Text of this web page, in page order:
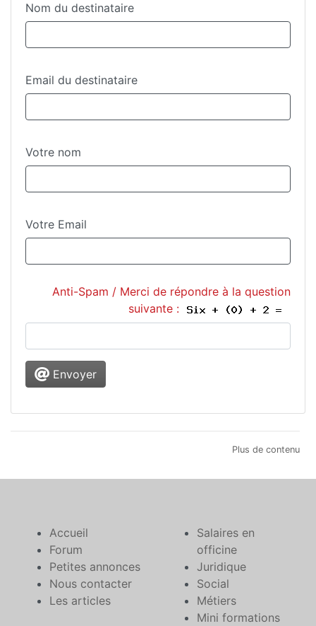
Nom du destinataire
Email du destinataire
Votre nom
Votre Email
Anti-Spam / Merci de répondre à la question
suivante :
Envoyer
Plus de contenu
Accueil
Forum
Petites annonces
Nous contacter
Les articles
Salaires en
officine
Juridique
Social
Métiers
Mini formations